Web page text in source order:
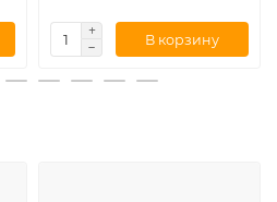
В корзину